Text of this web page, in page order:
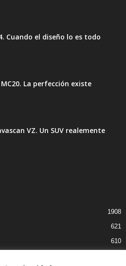
Cuando el diseño lo es todo
La perfección existe
VZ. Un SUV realemente
1908
621
610